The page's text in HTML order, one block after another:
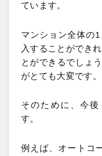
ています。
マンション全体の
入することができ
とができるでしょ
がとても大変です。
そのために、今
す。
例えば、オートコ